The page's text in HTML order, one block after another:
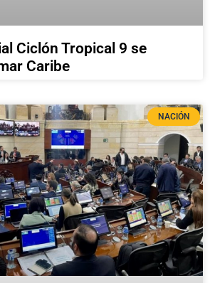
Ciclón Tropical 9 se
Caribe
NACIÓN